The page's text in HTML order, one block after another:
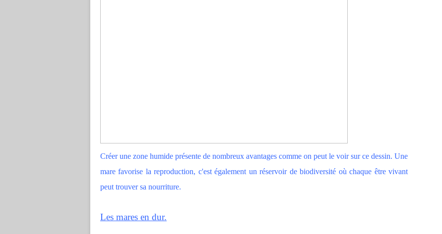
Créer une zone humide présente de nombreux avantages comme on peut le voir sur ce dessin. Une
mare favorise la reproduction, c'est également un réservoir de biodiversité où chaque être vivant
peut trouver sa nourriture.
Les mares en dur.